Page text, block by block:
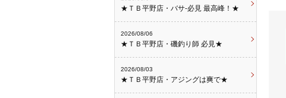
★ＴＢ平野店・バサ-必見 最高峰！★
2026/08/06
★ＴＢ平野店・磯釣り師 必見★
2026/08/03
★ＴＢ平野店・アジングは爽で★